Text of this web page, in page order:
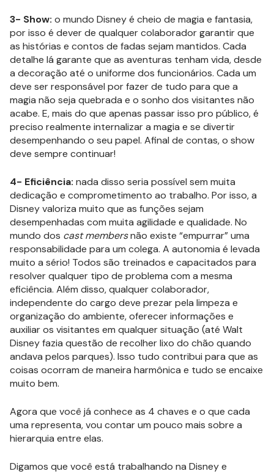
3- Show: o mundo Disney é cheio de magia e fantasia,
por isso é dever de qualquer colaborador garantir que
as histórias e contos de fadas sejam mantidos. Cada
detalhe lá garante que as aventuras tenham vida, desde
a decoração até o uniforme dos funcionários. Cada um
deve ser responsável por fazer de tudo para que a
magia não seja quebrada e o sonho dos visitantes não
acabe. E, mais do que apenas passar isso pro público, é
preciso realmente internalizar a magia e se divertir
desempenhando o seu papel. Afinal de contas, o show
deve sempre continuar!
4- Eficiência: nada disso seria possível sem muita
dedicação e comprometimento ao trabalho. Por isso, a
Disney valoriza muito que as funções sejam
desempenhadas com muita agilidade e qualidade. No
mundo dos cast membersnão existe “empurrar” uma
responsabilidade para um colega. A autonomia é levada
muito a sério! Todos são treinados e capacitados para
resolver qualquer tipo de problema com a mesma
eficiência. Além disso, qualquer colaborador,
independente do cargo deve prezar pela limpeza e
organização do ambiente, oferecer informações e
auxiliar os visitantes em qualquer situação (até Walt
Disney fazia questão de recolher lixo do chão quando
andava pelos parques). Isso tudo contribui para que as
coisas ocorram de maneira harmônica e tudo se encaixe
muito bem.
Agora que você já conhece as 4 chaves e o que cada
uma representa, vou contar um pouco mais sobre a
hierarquia entre elas.
Digamos que você está trabalhando na Disney e